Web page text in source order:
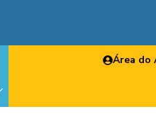
Área do